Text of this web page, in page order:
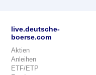
live.deutsche-
boerse.com
Aktien
Anleihen
ETF/ETP